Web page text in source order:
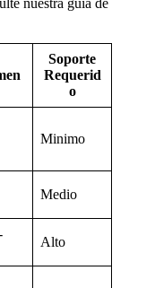
nuestra guia de
Soporte
Requerid
o
Minimo
Medio
Alto